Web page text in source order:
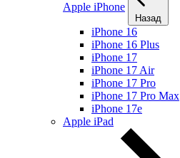
Apple iPhone
Назад
iPhone 16
iPhone 16 Plus
iPhone 17
iPhone 17 Air
iPhone 17 Pro
iPhone 17 Pro Max
iPhone 17e
Apple iPad